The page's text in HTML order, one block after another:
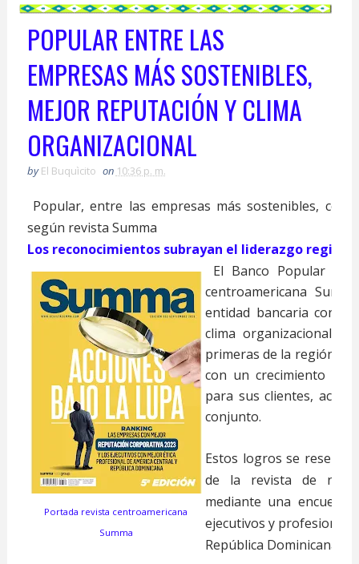
POPULAR ENTRE LAS
EMPRESAS MÁS SOSTENIBLES,
MEJOR REPUTACIÓN Y CLIMA
ORGANIZACIONAL
by El Buquìcito on 10:36 p. m.
Popular, entre las empresas más sostenibles, con
según revista Summa
Los reconocimientos subrayan el liderazgo
Portada revista centroamericana
Summa
El Banco Popular
centroamericana
entidad bancaria con
clima organizacional
primeras de la región, lo
con un crecimiento
para sus clientes,
conjunto.
Estos logros se
de la revista de
mediante una
ejecutivos y
República Dominicana.